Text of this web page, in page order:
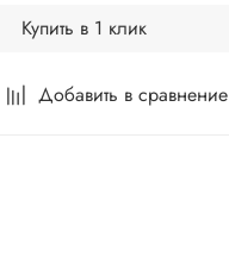
Добавить в сравнение
200
кг
Купить в 1 клик